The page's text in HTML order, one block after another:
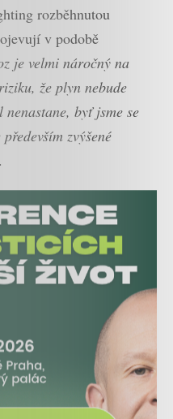
rozběhnutou
v podobě
je velmi náročný na
že plyn nebude
byť jsme se
zvýšené